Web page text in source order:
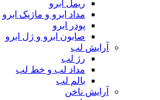
ریمل ابرو
مداد ابرو و ماژیک ابرو
پودر ابرو
صابون ابرو و ژل ابرو
آرایش لب
رژ لب
مداد لب و خط لب
بالم لب
آرایش ناخن